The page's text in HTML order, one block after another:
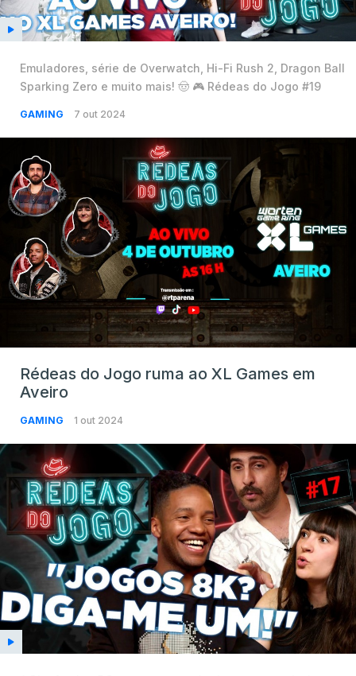
Emuladores, série de Overwatch, Hi-Fi Rush 2, Dragon Ball
Sparking Zero e muito mais! 🤠 🎮 Rédeas do Jogo #19
GAMING 7 out 2024
Rédeas do Jogo ruma ao XL Games em
Aveiro
GAMING 1 out 2024